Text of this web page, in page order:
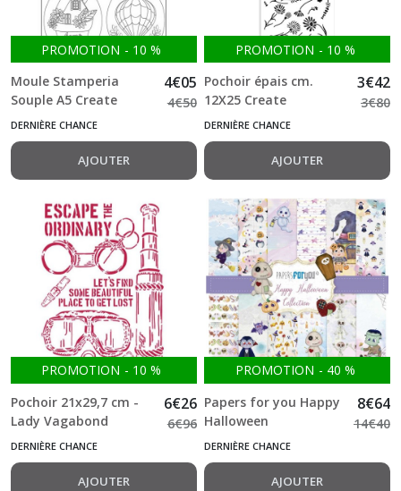
PROMOTION - 10 %
Moule Stamperia
Souple A5 Create
Happiness Welcome
Home, plates
4€05
4€50
DERNIÈRE CHANCE
AJOUTER
PROMOTION - 10 %
Pochoir épais cm.
12X25 Create
Happiness Welcome
Home flowers
3€42
3€80
DERNIÈRE CHANCE
AJOUTER
PROMOTION - 10 %
Pochoir 21x29,7 cm -
Lady Vagabond
escape the ordinary
6€26
6€96
DERNIÈRE CHANCE
AJOUTER
PROMOTION - 40 %
Papers for you Happy
Halloween
20.3*20.3cm - 20
8€64
14€40
DERNIÈRE CHANCE
AJOUTER